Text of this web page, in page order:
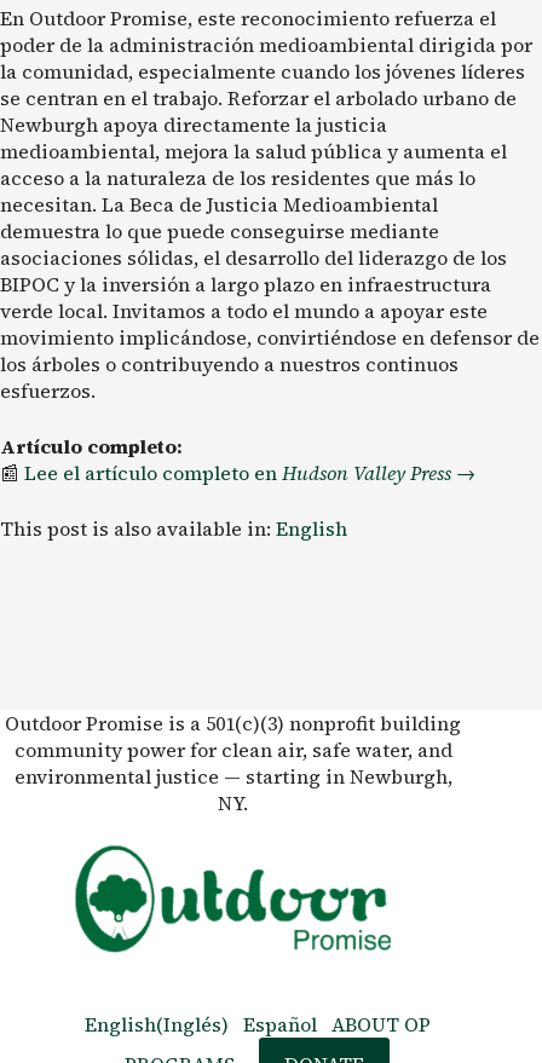
En Outdoor Promise, este reconocimiento refuerza el
poder de la administración medioambiental dirigida por
la comunidad, especialmente cuando los jóvenes líderes
se centran en el trabajo. Reforzar el arbolado urbano de
Newburgh apoya directamente la justicia
medioambiental, mejora la salud pública y aumenta el
acceso a la naturaleza de los residentes que más lo
necesitan. La Beca de Justicia Medioambiental
demuestra lo que puede conseguirse mediante
asociaciones sólidas, el desarrollo del liderazgo de los
BIPOC y la inversión a largo plazo en infraestructura
verde local. Invitamos a todo el mundo a apoyar este
movimiento implicándose, convirtiéndose en defensor de
los árboles o contribuyendo a nuestros continuos
esfuerzos.
Artículo completo:
📰 Lee el artículo completo enHudson Valley Press →
This post is also available in: English
Outdoor Promise is a 501(c)(3) nonprofit building
community power for clean air, safe water, and
environmental justice — starting in Newburgh,
NY.
English(Inglés) Español ABOUT OP